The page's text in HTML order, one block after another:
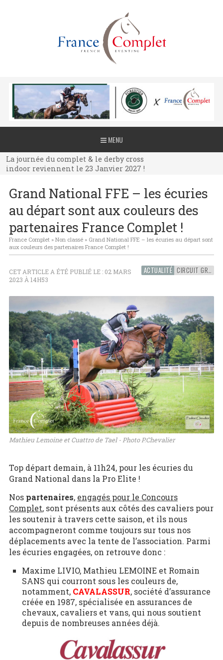
MENU
La journée du complet & le derby cross
indoor reviennent le 23 Janvier 2027 !
La journée du complet & le derby cross
indoor reviennent le 23 Janvier 2027 !
indoor reviennent le 23 Janvier 2027 !
Grand National FFE – les écuries
au départ sont aux couleurs des
partenaires France Complet !
France Complet» Non classé» Grand National FFE – les écuries au départ sont
aux couleurs des partenaires France Complet !
ACTUALITÉ CIRCUIT GRAND NATIONAL FFE
CET ARTICLE A ÉTÉ PUBLIÉ LE : 02 MARS
2023 À 14H53
Mathieu Lemoine et Cuattro de Tael - Photo P.Chevalier
Top départ demain, à 11h24, pour les écuries du
Grand National dans la Pro Elite !
Nos partenaires, engagés pour le Concours
Complet, sont présents aux côtés des cavaliers pour
les soutenir à travers cette saison, et ils nous
accompagneront comme toujours sur tous nos
déplacements avec la tente de l’association. Parmi
les écuries engagées, on retrouve donc :
Maxime LIVIO, Mathieu LEMOINE et Romain
SANS qui courront sous les couleurs de,
notamment, CAVALASSUR, société d’assurance
créée en 1987, spécialisée en assurances de
chevaux, cavaliers et vans, qui nous soutient
depuis de nombreuses années déjà.